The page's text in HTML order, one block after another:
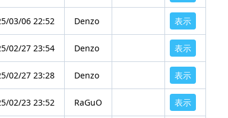
03/06 22:52 Denzo 表示
02/27 23:54 Denzo 表示
02/27 23:28 Denzo 表示
02/23 23:52 RaGuO 表示